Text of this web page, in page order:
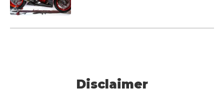
Disclaimer